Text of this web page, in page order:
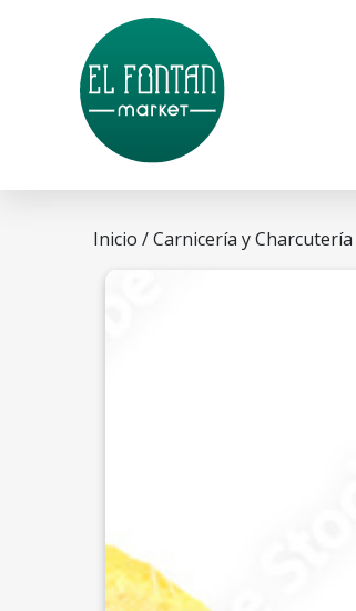
Inicio /Carnicería y Charcutería